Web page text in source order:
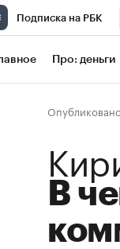
Подписка на РБК
Школа управления
Рынок наличной
Про: деньги
В